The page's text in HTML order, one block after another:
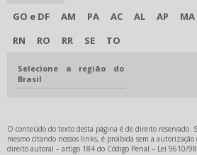
GO e DF
AM PA AC AL AP MA
RN
RO RR SE TO
Selecione a região do
Brasil
O conteúdo do texto desta página é de direito reservado.
mesmo citando nossos links, é proibida sem a
direito autoral – artigo 184 do Código Penal – Lei 9610/